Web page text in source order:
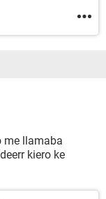
me llamaba
kiero ke